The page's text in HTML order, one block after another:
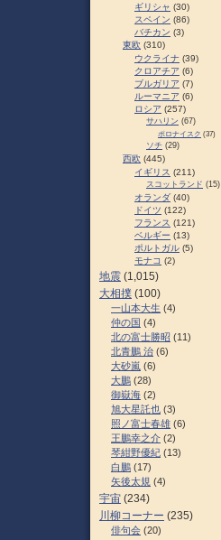
ギリシャ (30)
スペイン (86)
バチカン (3)
東欧 (310)
ウクライナ (39)
クロアチア (6)
ブルガリア (7)
ルーマニア (6)
ロシア (257)
サハリン (67)
ポロナイスク (37)
ソチ (29)
西欧 (445)
イギリス (211)
スコットランド (15)
オランダ (40)
ドイツ (122)
フランス (121)
ベルギー (13)
ポルトガル (5)
モナコ (2)
地震 (1,015)
大相撲 (100)
一山本大生 (4)
仲の国 (4)
北の富士勝昭 (11)
北青鵬 治 (6)
大砂嵐 (6)
大鵬 (28)
御嶽海 (2)
旭大星託也 (3)
照ノ富士春雄 (6)
王鵬幸之介 (2)
琴紺野優紀 (13)
白鵬 (17)
矢後太規 (4)
宇宙 (234)
川柳コーナー (235)
俳句会 (20)